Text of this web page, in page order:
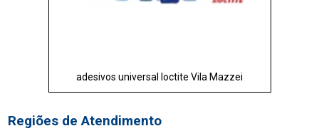
adesivos universal loctite Vila Mazzei
Regiões de Atendimento